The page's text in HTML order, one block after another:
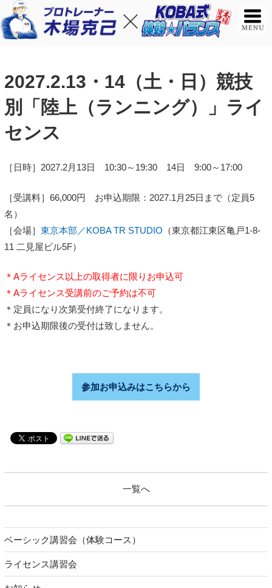
2027.2.13・14（土・日）競技
別「陸上（ランニング）」ライ
センス
［日時］2027.2月13日 10:30～19:30 14日 9:00～17:00
［受講料］66,000円 お申込期限：2027.1月25日まで（定員5
名）
［会場］ 東京本部／KOBA TR STUDIO （東京都江東区亀戸1-8-
11 二見屋ビル5F）
＊Aライセンス以上の取得者に限りお申込可
＊Aライセンス受講前のご予約は不可
＊定員になり次第受付終了になります。
＊お申込期限後の受付は致しません。
参加お申込みはこちらから
一覧へ
ベーシック講習会（体験コース）
ライセンス講習会